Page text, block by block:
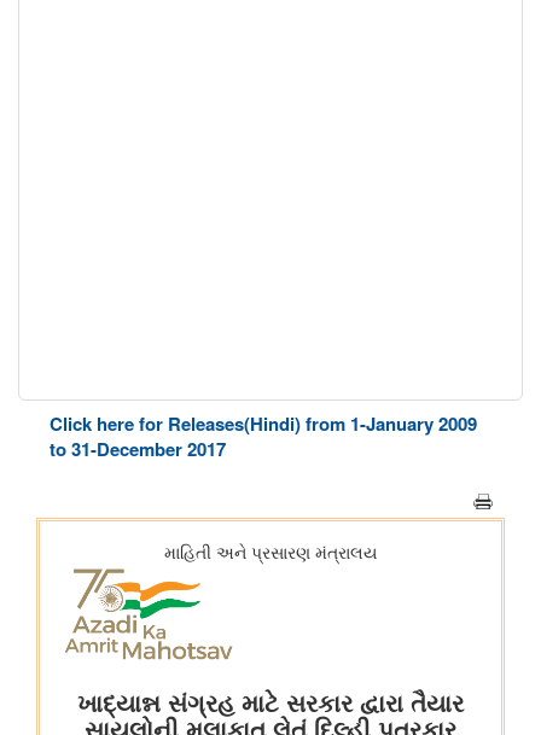
Click here for Releases(Hindi) from 1-January 2009
to 31-December 2017